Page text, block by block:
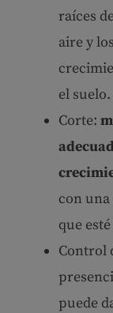
raíces
aire y
el suelo.
Corte:
con
que
Control
puede